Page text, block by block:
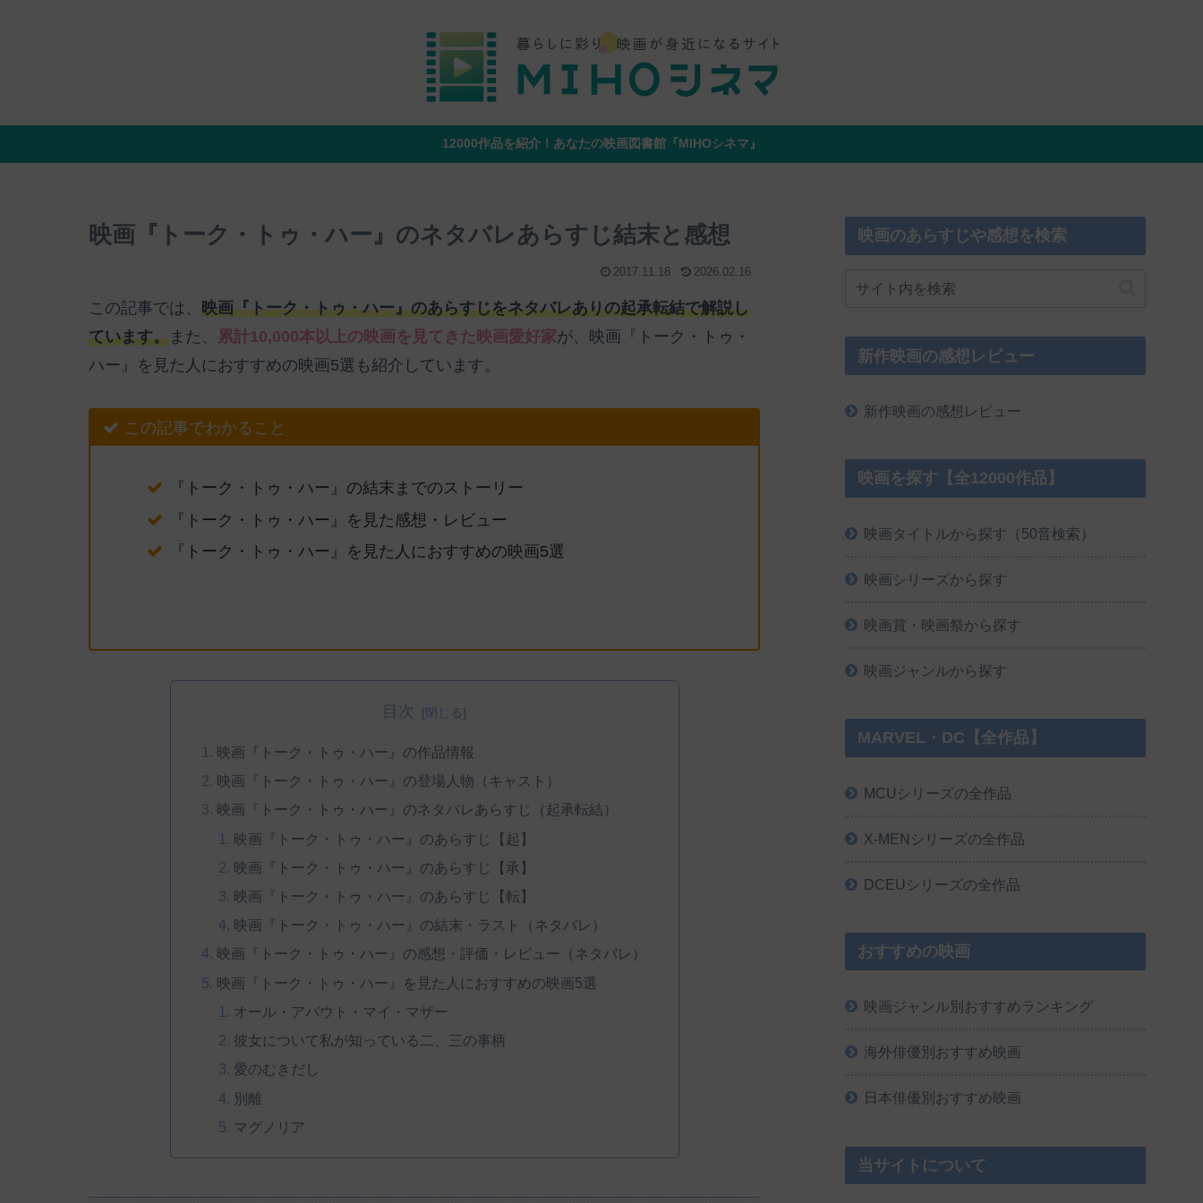
12000作品を紹介！あなたの映画図書館『MIHOシネマ』
映画『トーク・トゥ・ハー』のネタバレあらすじ結末と感想
2017.11.18 2026.02.16
この記事では、 映画『トーク・トゥ・ハー』のあらすじをネタバレありの起承転結で解説し
ています。 また、 累計10,000本以上の映画を見てきた映画愛好家が、映画『トーク・トゥ・
ハー』を見た人におすすめの映画5選も紹介しています。
この記事でわかること
『トーク・トゥ・ハー』の結末までのストーリー
『トーク・トゥ・ハー』を見た感想・レビュー
『トーク・トゥ・ハー』を見た人におすすめの映画5選
目次
映画『トーク・トゥ・ハー』の作品情報
映画『トーク・トゥ・ハー』の登場人物（キャスト）
映画『トーク・トゥ・ハー』のネタバレあらすじ（起承転結）
映画『トーク・トゥ・ハー』のあらすじ【起】
映画『トーク・トゥ・ハー』のあらすじ【承】
映画『トーク・トゥ・ハー』のあらすじ【転】
映画『トーク・トゥ・ハー』の結末・ラスト（ネタバレ）
映画『トーク・トゥ・ハー』の感想・評価・レビュー（ネタバレ）
映画『トーク・トゥ・ハー』を見た人におすすめの映画5選
オール・アバウト・マイ・マザー
彼女について私が知っている二、三の事柄
愛のむきだし
別離
マグノリア
映画のあらすじや感想を検索
新作映画の感想レビュー
新作映画の感想レビュー
映画を探す【全12000作品】
映画タイトルから探す（50音検索）
映画シリーズから探す
映画賞・映画祭から探す
映画ジャンルから探す
MARVEL・DC【全作品】
MCUシリーズの全作品
X-MENシリーズの全作品
DCEUシリーズの全作品
おすすめの映画
映画ジャンル別おすすめランキング
海外俳優別おすすめ映画
日本俳優別おすすめ映画
当サイトについて